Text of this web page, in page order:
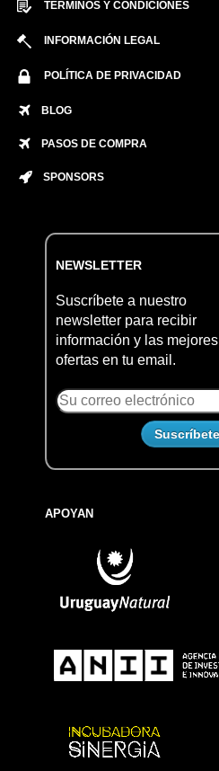
TÉRMINOS Y CONDICIONES
INFORMACIÓN LEGAL
POLÍTICA DE PRIVACIDAD
BLOG
PASOS DE COMPRA
SPONSORS
NEWSLETTER
Suscríbete a nuestro
newsletter para recibir
información y las mejores
ofertas en tu email.
APOYAN